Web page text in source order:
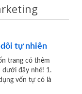
tự nhiên
trang có thêm
đây nhé! 1.
vốn tự có là